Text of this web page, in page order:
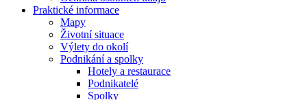
Praktické informace
Mapy
Životní situace
Výlety do okolí
Podnikání a spolky
Hotely a restaurace
Podnikatelé
Spolky